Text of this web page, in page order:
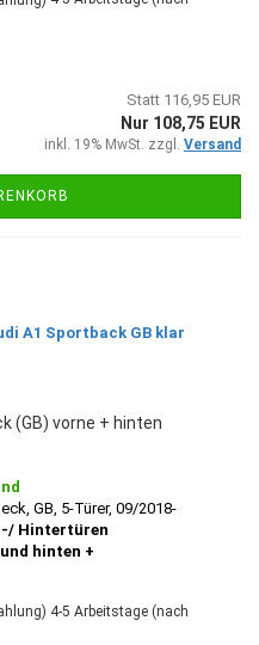
Statt 116,95 EUR
Nur 108,75 EUR
inkl. 19% MwSt. zzgl. Versand
(GB) vorne + hinten
GB, 5-Türer, 09/2018-
Hintertüren
hinten +
4-5 Arbeitstage (nach